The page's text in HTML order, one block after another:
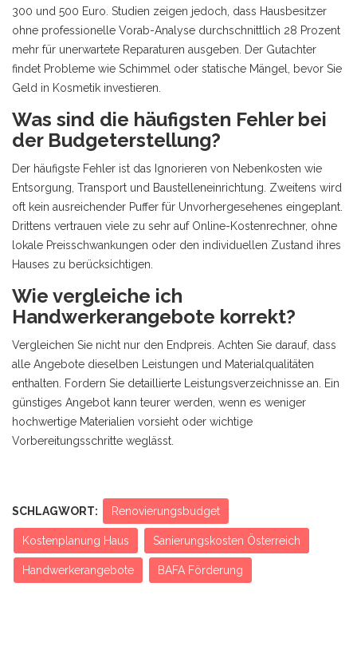
300 und 500 Euro. Studien zeigen jedoch, dass Hausbesitzer
ohne professionelle Vorab-Analyse durchschnittlich 28 Prozent
mehr für unerwartete Reparaturen ausgeben. Der Gutachter
findet Probleme wie Schimmel oder statische Mängel, bevor Sie
Geld in Kosmetik investieren.
Was sind die häufigsten Fehler bei
der Budgeterstellung?
Der häufigste Fehler ist das Ignorieren von Nebenkosten wie
Entsorgung, Transport und Baustelleneinrichtung. Zweitens wird
oft kein ausreichender Puffer für Unvorhergesehenes eingeplant.
Drittens vertrauen viele zu sehr auf Online-Kostenrechner, ohne
lokale Preisschwankungen oder den individuellen Zustand ihres
Hauses zu berücksichtigen.
Wie vergleiche ich
Handwerkerangebote korrekt?
Vergleichen Sie nicht nur den Endpreis. Achten Sie darauf, dass
alle Angebote dieselben Leistungen und Materialqualitäten
enthalten. Fordern Sie detaillierte Leistungsverzeichnisse an. Ein
günstiges Angebot kann teurer werden, wenn es weniger
hochwertige Materialien vorsieht oder wichtige
Vorbereitungsschritte weglässt.
SCHLAGWORT: Renovierungsbudget
Kostenplanung Haus Sanierungskosten Österreich
Handwerkerangebote BAFA Förderung